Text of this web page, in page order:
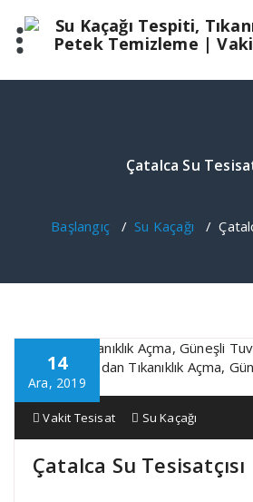
geç
Çatalca Su
Başlangıç /Su Kaçağı /
14
Ara, 2019
Vakit Tesisat Su Kaçağı
Çatalca Su Tesisatçısı